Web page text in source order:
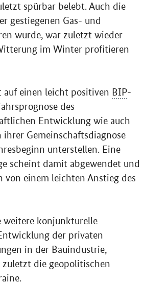
spürbar belebt. Auch die
gestiegenen Gas- und
wurde, war zuletzt wieder
im Winter profitieren
einen leicht positiven BIP-
des
Entwicklung wie auch
Gemeinschaftsdiagnose
unterstellen. Eine
scheint damit abgewendet und
von einem leichten Anstieg des
weitere konjunkturelle
der privaten
in der Bauindustrie,
die geopolitischen